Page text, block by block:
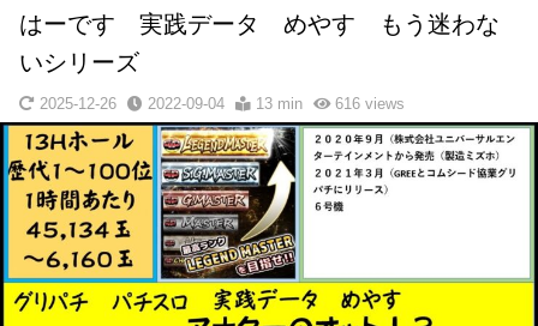
はーです 実践データ めやす もう迷わな
いシリーズ
2025-12-26 2022-09-04 13 min 616views